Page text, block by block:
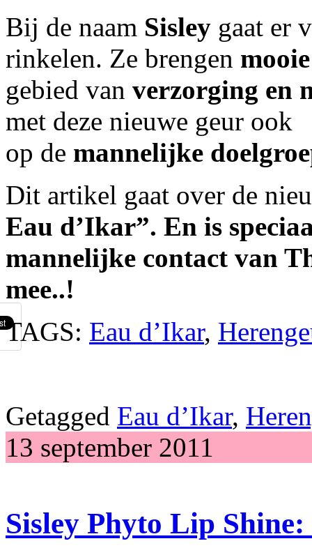
Bij de naam Sisley gaat er
rinkelen. Ze brengen
gebied van verzorging en
met deze nieuwe geur ook
op de mannelijke
Dit artikel gaat over de
Eau d’Ikar”. En is
mannelijke contact van
mee..!
TAGS: Eau d’Ikar,
Getagged Eau d’Ikar,
13 september 2011
Sisley Phyto Lip Shine: